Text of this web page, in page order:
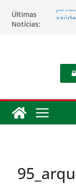
Últimas
Notícias:
dos